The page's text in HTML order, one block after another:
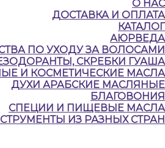
О НАС
ДОСТАВКА И ОПЛАТА
КАТАЛОГ
АЮРВЕДА
ПО УХОДУ ЗА ВОЛОСАМИ
СКРЕБКИ ГУАША
И КОСМЕТИЧЕСКИЕ МАСЛА
ДУХИ АРАБСКИЕ МАСЛЯНЫЕ
БЛАГОВОНИЯ
СПЕЦИИ И ПИЩЕВЫЕ МАСЛА
ИЗ РАЗНЫХ СТРАН